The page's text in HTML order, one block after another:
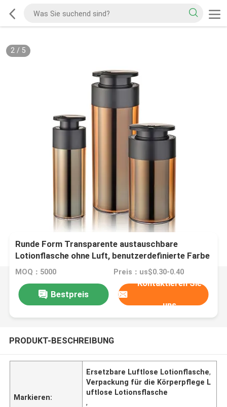
2/ 5
Runde Form Transparente austauschbare
Lotionflasche ohne Luft, benutzerdefinierte Farbe
mit Lotionpumpe für die Körperpflege
MOQ：5000 Preis：us$0.30-0.40
Bestpreis
Kontaktieren Sie
uns
PRODUKT-BESCHREIBUNG
Markieren:
Ersetzbare Luftlose Lotionflasche,
Verpackung für die Körperpflege L
uftlose Lotionsflasche
,